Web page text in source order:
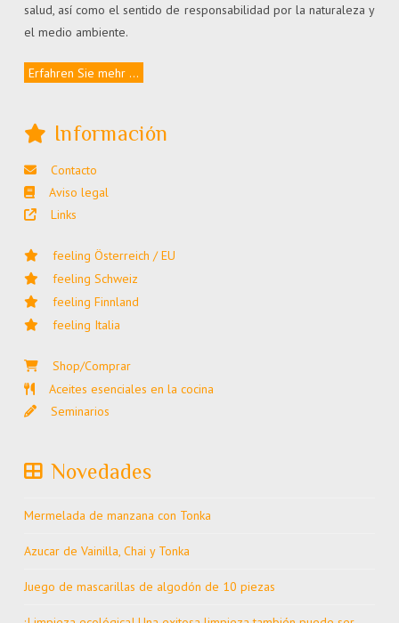
salud, así como el sentido de responsabilidad por la naturaleza y
el medio ambiente.
Erfahren Sie mehr ...
Información
Contacto
Aviso legal
Links
feeling Österreich / EU
feeling Schweiz
feeling Finnland
feeling Italia
Shop/Comprar
Aceites esenciales en la cocina
Seminarios
Novedades
Mermelada de manzana con Tonka
Azucar de Vainilla, Chai y Tonka
Juego de mascarillas de algodón de 10 piezas